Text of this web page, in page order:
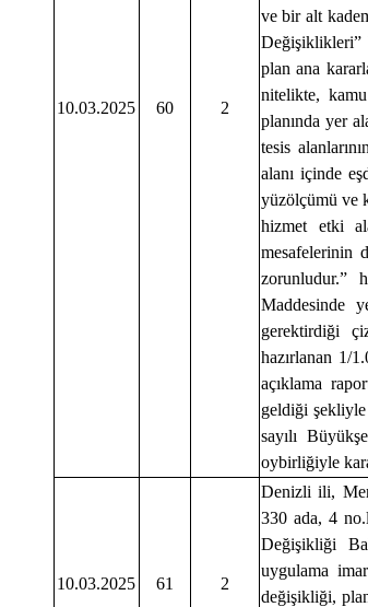
10.03.2025 60 2
ve bir alt
Değişiklikleri”
plan ana
nitelikte,
planında yer
tesis
alanı içinde
yüzölçümü ve
hizmet etki
mesafelerinin
zorunludur.”
Maddesinde
gerektirdiği
hazırlanan 1/
açıklama
geldiği
sayılı
oybirliğiyle
10.03.2025 61 2
Denizli ili,
330 ada, 4
Değişikliği
uygulama
değişikliği,